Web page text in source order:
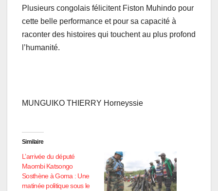
Plusieurs congolais félicitent Fiston Muhindo pour
cette belle performance et pour sa capacité à
raconter des histoires qui touchent au plus profond
l’humanité.
MUNGUIKO THIERRY Horneyssie
Similaire
L’arrivée du député
Maombi Katsongo
Sosthène à Goma : Une
matinée politique sous le